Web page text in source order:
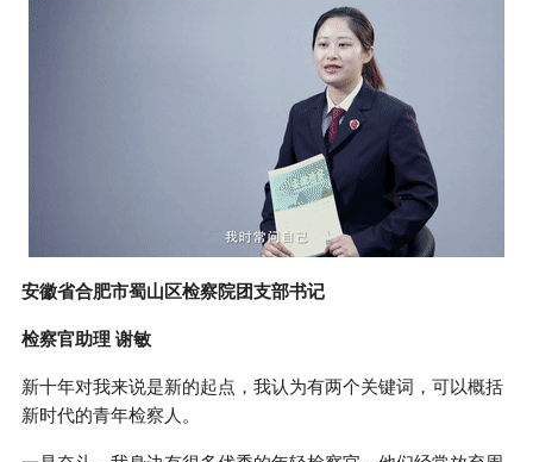
安徽省合肥市蜀山区检察院团支部书记
检察官助理 谢敏
新十年对我来说是新的起点，我认为有两个关键词，可以概括
新时代的青年检察人。